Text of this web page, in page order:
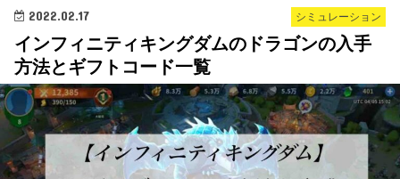
シミュレーション
2022.02.17
インフィニティキングダムのドラゴンの入手
方法とギフトコード一覧